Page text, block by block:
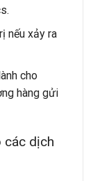
nếu xảy ra
cho
hàng gửi
các dịch